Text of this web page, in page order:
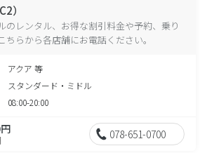
）
のレンタル、お得な割引料金や予約、乗り
らから各店舗にお電話ください。
アクア 等
スタンダード・ミドル
08:00-20:00
078-651-0700